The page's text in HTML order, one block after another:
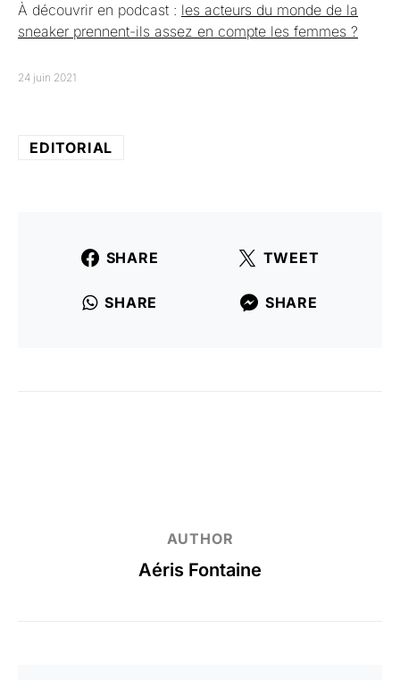
À découvrir en podcast : les acteurs du monde de la
sneaker prennent-ils assez en compte les femmes ?
24 juin 2021
EDITORIAL
SHARE TWEET
SHARE SHARE
AUTHOR
Aéris Fontaine